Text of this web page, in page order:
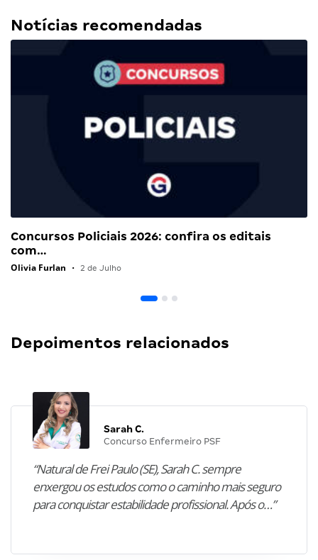
Notícias recomendadas
Concursos Policiais 2026: confira os editais
com…
Olivia Furlan • 2 de Julho
Depoimentos relacionados
Sarah C.
Concurso Enfermeiro PSF
“Natural de Frei Paulo (SE), Sarah C. sempre
enxergou os estudos como o caminho mais seguro
para conquistar estabilidade profissional. Após o…”